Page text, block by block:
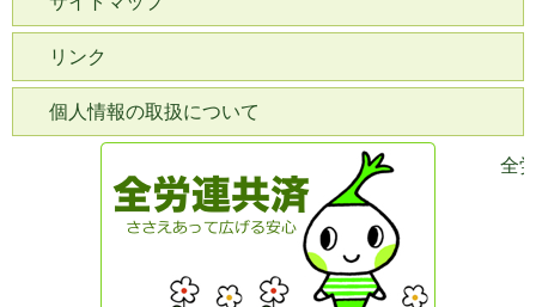
リンク
個人情報の取扱について
全